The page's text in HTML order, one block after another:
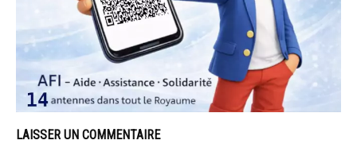
LAISSER UN COMMENTAIRE